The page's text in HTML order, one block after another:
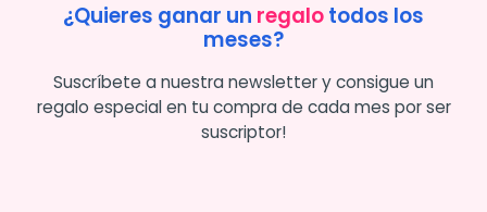
¿Quieres ganar un regalotodos los
meses?
Suscríbete a nuestra newsletter y consigue un
regalo especial en tu compra de cada mes por ser
suscriptor!